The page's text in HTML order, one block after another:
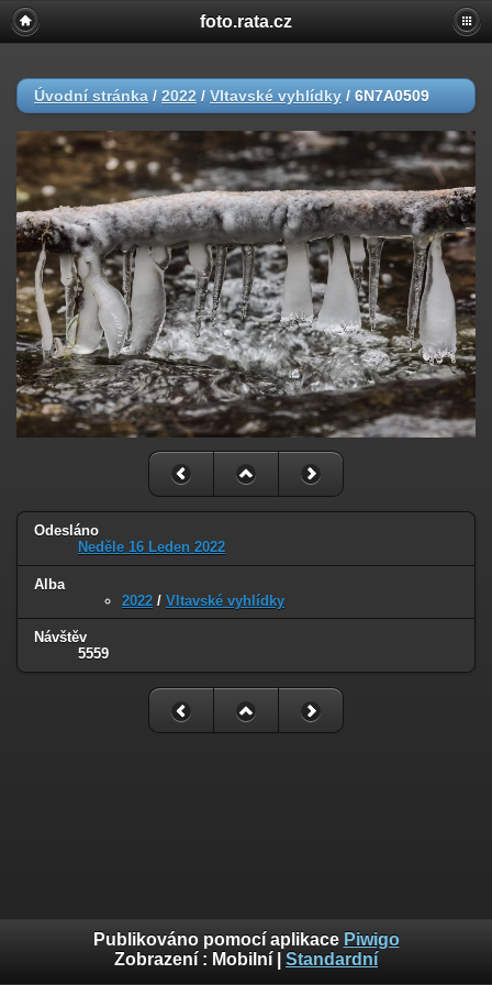
foto.rata.cz
Úvodní stránka / 2022 / Vltavské vyhlídky / 6N7A0509
Odesláno
Neděle 16 Leden 2022
Alba
2022 / Vltavské vyhlídky
Návštěv
5559
Publikováno pomocí aplikace Piwigo
Zobrazení : Mobilní Standardní